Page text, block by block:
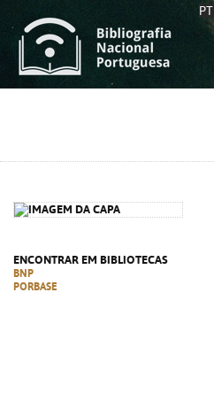
PT
ENCONTRAR EM BIBLIOTECAS
BNP
PORBASE